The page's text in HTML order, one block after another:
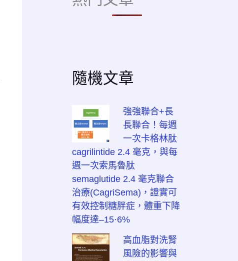
隨機文章
強強聯合+長
長聯合！每週
一次卡格林肽
cagrilintide 2.4 毫克，與每
週一次索馬魯肽
semaglutide 2.4 毫克聯合
治療(CagriSema)，證實可
有效控制糖胖症，體重下降
幅度達–15·6%
高血脂對洗腎
風險的影響與